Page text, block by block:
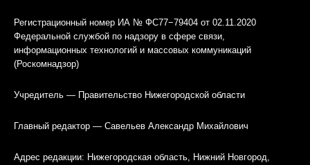
Регистрационный номер ИА № ФС77−79404 от 02.11.2020
Федеральной службой по надзору в сфере связи,
информационных технологий и массовых коммуникаций
(Роскомнадзор)
Учредитель — Правительство Нижегородской области
Главный редактор — Савельев Александр Михайлович
Адрес редакции: Нижегородская область, Нижний Новгород,